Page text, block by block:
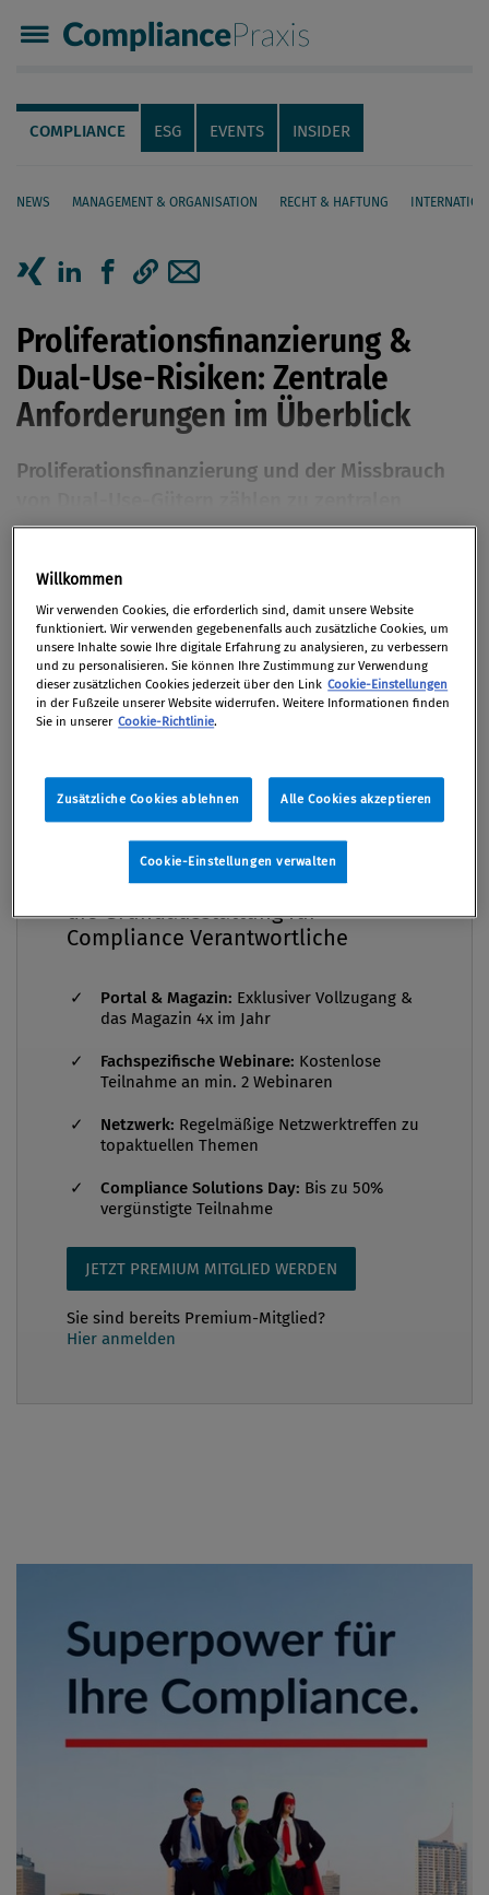
Compliance Praxis
Servicenavigation
Navigation
COMPLIANCE ESG EVENTS INSIDER
NEWS MANAGEMENT & ORGANISATION RECHT & HAFTUNG
Seiteninhalt
Proliferationsfinanzierung &
Dual-Use-Risiken: Zentrale
Anforderungen im Überblick
Proliferationsfinanzierung und der Missbrauch
Risiken im internationalen Umfeld. Kredit- und
identifizieren und wirksam zu adressieren. Dieser
Beitrag schärft das Risikobewusstsein für diese
Themen.
VonMag. Shahanaz Müller BA, CAMS
03. März 2026 / Erschienen in Compliance Praxis
Internationale Handels- und Finanzströme werden
und Sicherheitsrisiken gesehen. Insbesondere
Proliferationsfinanzierung sowie der Missbrauch von
In Zeiten globaler Krisen, geopolitischer
allem Kredit- und Finanzinstitute gefordert, ihre
risikobasiert zu prüfen und einschlägige Typologien
frühzeitig zu erk...
Compliance Praxis Premium
Mitgliedschaft -
die Grundausstattung für
Compliance Verantwortliche
Portal & Magazin: Exklusiver Vollzugang &
das Magazin 4x im Jahr
Fachspezifische Webinare: Kostenlose
Teilnahme an min. 2 Webinaren
Netzwerk: Regelmäßige Netzwerktreffen zu
topaktuellen Themen
Compliance Solutions Day: Bis zu 50%
vergünstigte Teilnahme
JETZT PREMIUM MITGLIED WERDEN
Sie sind bereits Premium-Mitglied?
Hier anmelden
Willkommen
Wir verwenden Cookies, die erforderlich sind, damit unsere Website
funktioniert. Wir verwenden gegebenenfalls auch zusätzliche Cookies, um
unsere Inhalte sowie Ihre digitale Erfahrung zu analysieren, zu verbessern
und zu personalisieren. Sie können Ihre Zustimmung zur Verwendung
dieser zusätzlichen Cookies jederzeit über den Link Cookie-Einstellungen
in der Fußzeile unserer Website widerrufen. Weitere Informationen finden
Sie in unserer Cookie-Richtlinie.
Zusätzliche Cookies ablehnen Alle Cookies akzeptieren
Cookie-Einstellungen verwalten